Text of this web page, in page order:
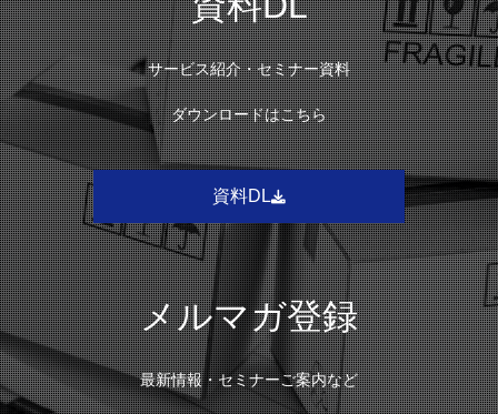
サービス紹介・セミナー資料
ダウンロードはこちら
資料DL
メルマガ登録
最新情報・セミナーご案内など